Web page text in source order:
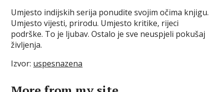
Umjesto indijskih serija ponudite svojim očima knjigu.
Umjesto vijesti, prirodu. Umjesto kritike, rijeci
podrške. To je ljubav. Ostalo je sve neuspjeli pokušaj
življenja.
Izvor: uspesnazena